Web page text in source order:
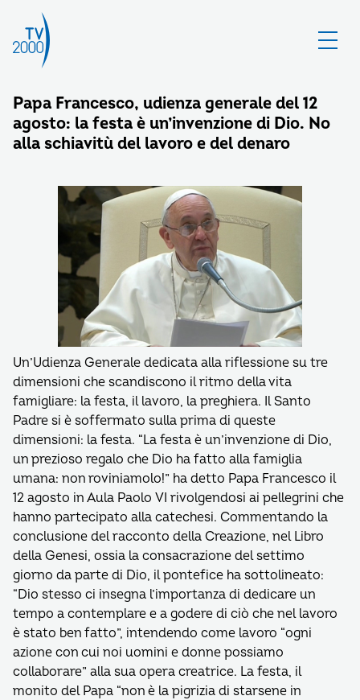
Papa Francesco, udienza generale del 12
agosto: la festa è un’invenzione di Dio. No
alla schiavitù del lavoro e del denaro
Un’Udienza Generale dedicata alla riflessione su tre
dimensioni che scandiscono il ritmo della vita
famigliare: la festa, il lavoro, la preghiera. Il Santo
Padre si è soffermato sulla prima di queste
dimensioni: la festa. “La festa è un’invenzione di Dio,
un prezioso regalo che Dio ha fatto alla famiglia
umana: non roviniamolo!” ha detto Papa Francesco il
12 agosto in Aula Paolo VI rivolgendosi ai pellegrini che
hanno partecipato alla catechesi. Commentando la
conclusione del racconto della Creazione, nel Libro
della Genesi, ossia la consacrazione del settimo
giorno da parte di Dio, il pontefice ha sottolineato:
“Dio stesso ci insegna l’importanza di dedicare un
tempo a contemplare e a godere di ciò che nel lavoro
è stato ben fatto”, intendendo come lavoro “ogni
azione con cui noi uomini e donne possiamo
collaborare” alla sua opera creatrice. La festa, il
monito del Papa “non è la pigrizia di starsene in